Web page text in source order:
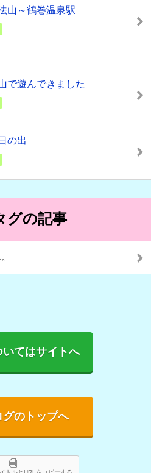
山～鶴巻温泉駅
で遊んできました
の出
グの記事
いてはサイトへ
グのトップへ